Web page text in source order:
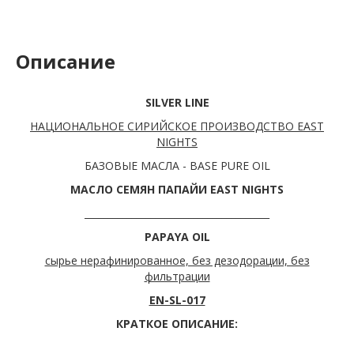
Описание
SILVER LINE
НАЦИОНАЛЬНОЕ СИРИЙСКОЕ ПРОИЗВОДСТВО EAST
NIGHTS
БАЗОВЫЕ МАСЛА - BASE PURE OIL
МАСЛО СЕМЯН ПАПАЙИ EAST NIGHTS
PAPAYA OIL
сырье нерафинированное, без дезодорации, без
фильтрации
EN-SL-017
КРАТКОЕ ОПИСАНИЕ: